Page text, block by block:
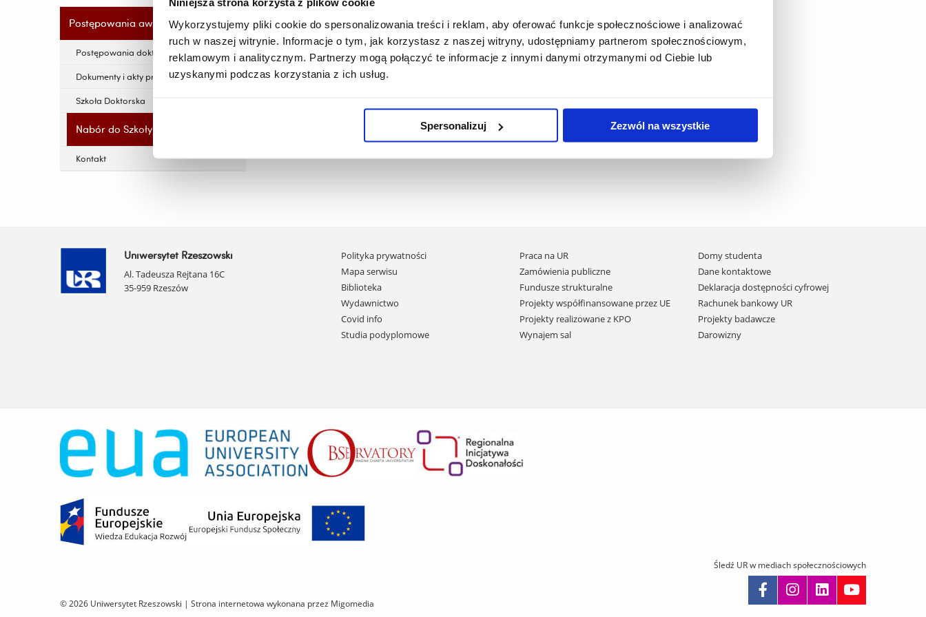
Niniejsza strona korzysta z plików cookie
Wykorzystujemy pliki cookie do spersonalizowania treści i reklam, aby oferować funkcje społecznościowe i analizować
ruch w naszej witrynie. Informacje o tym, jak korzystasz z naszej witryny, udostępniamy partnerom społecznościowym,
reklamowym i analitycznym. Partnerzy mogą połączyć te informacje z innymi danymi otrzymanymi od Ciebie lub
uzyskanymi podczas korzystania z ich usług.
Spersonalizuj Zezwól na wszystkie
Postępowania awansowe
Postępowania doktorskie
Dokumenty i akty prawne
Szkoła Doktorska
Nabór do Szkoły Doktorskiej
Kontakt
wokalistyka (sugerowany promotor: prof. dr hab. Maciej Gallas)
Uniwersytet Rzeszowski
Al. Tadeusza Rejtana 16C
35-959 Rzeszów
Pomiń
nawigację
i
przejdź
do
treści
Polityka prywatności
Mapa serwisu
Biblioteka
Wydawnictwo
Covid info
Studia podyplomowe
Praca na UR
Zamówienia publiczne
Fundusze strukturalne
Projekty współfinansowane przez UE
Projekty realizowane z KPO
Wynajem sal
Domy studenta
Dane kontaktowe
Deklaracja dostępności cyfrowej
Rachunek bankowy UR
Projekty badawcze
Darowizny
© 2026 Uniwersytet Rzeszowski | Strona internetowa wykonana przez Migomedia
Śledź UR w mediach społecznościowych